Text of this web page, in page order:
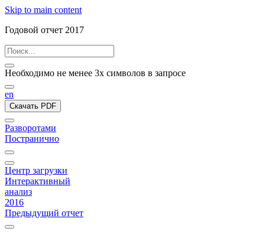
Skip to main content
Годовой отчет 2017
Необходимо не менее 3х символов в запросе
en
Скачать PDF
Разворотами
Постранично
Центр загрузки
Интерактивный
анализ
2016
Предыдущий отчет